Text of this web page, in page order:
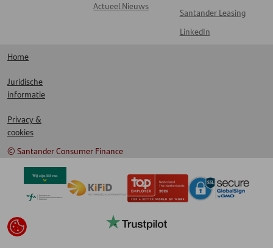
Actueel Nieuws
Santander Leasing
LinkedIn
Home
Juridische
informatie
Privacy &
cookies
© Santander Consumer Finance